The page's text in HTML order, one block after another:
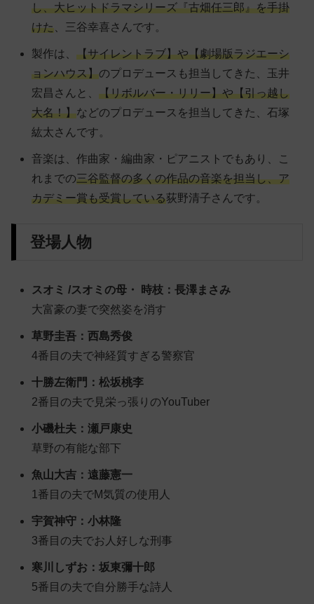
し、大ヒットドラマシリーズ『古畑任三郎』を手掛
けた 、三谷幸喜さんです。
製作は、【サイレントラブ】や【劇場版ラジエーシ
ョンハウス】のプロデュースも担当してきた、 玉井
宏昌さんと、【リボルバー・リリー】や【引っ越し
大名！】などのプロデュースを担当してきた、石塚
紘太さんです。
音楽は、作曲家・編曲家・ピアニストでもあり、こ
れまでの三谷監督の多くの作品の音楽を担当し、ア
カデミー賞も受賞している荻野清子さんです。
登場人物
スオミ /スオミの母・ 時枝：長澤まさみ
大富豪の妻で突然姿を消す
草野圭吾：西島秀俊
4番目の夫で神経質すぎる警察官
十勝左衛門：松坂桃李
2番目の夫で見栄っ張りのYouTuber
小磯杜夫：瀬戸康史
草野の有能な部下
魚山大吉：遠藤憲一
1番目の夫でM気質の使用人
宇賀神守：小林隆
3番目の夫でお人好しな刑事
寒川しずお：坂東彌十郎
5番目の夫で自分勝手な詩人